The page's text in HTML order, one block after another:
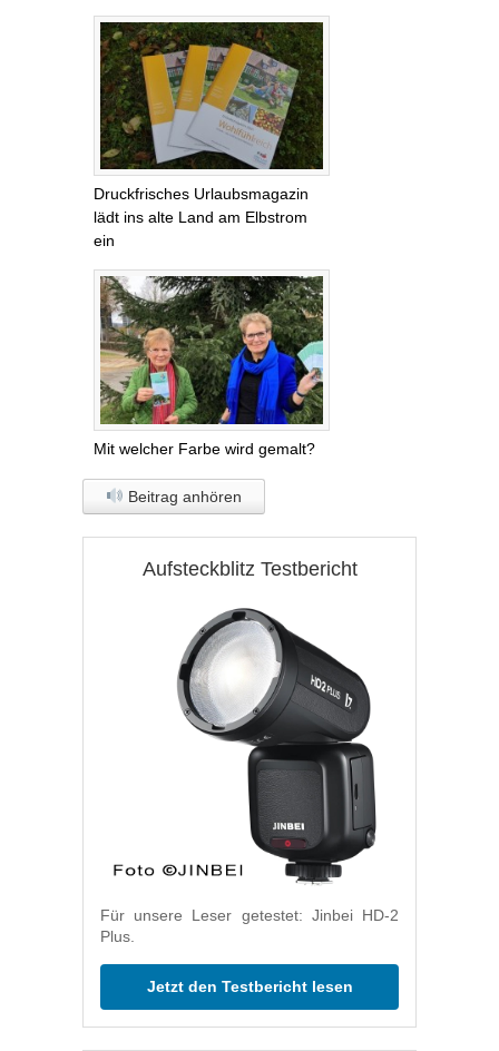
Druckfrisches Urlaubsmagazin
lädt ins alte Land am Elbstrom
ein
Mit welcher Farbe wird gemalt?
Beitrag anhören
Aufsteckblitz Testbericht
Für unsere Leser getestet: Jinbei HD-2
Plus.
Jetzt den Testbericht lesen